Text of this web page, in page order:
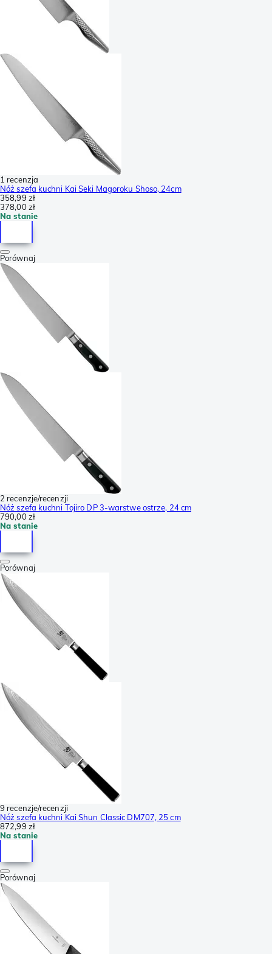
1 recenzja
Nóż szefa kuchni Kai Seki Magoroku Shoso, 24cm
358,99 zł
378,00 zł
Na stanie
Porównaj
2 recenzje/recenzji
Nóż szefa kuchni Tojiro DP 3-warstwe ostrze, 24 cm
790,00 zł
Na stanie
Porównaj
9 recenzje/recenzji
Nóż szefa kuchni Kai Shun Classic DM707, 25 cm
872,99 zł
Na stanie
Porównaj